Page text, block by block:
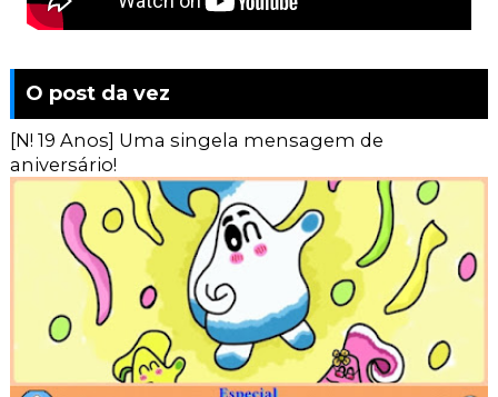
O post da vez
[N! 19 Anos] Uma singela mensagem de
aniversário!